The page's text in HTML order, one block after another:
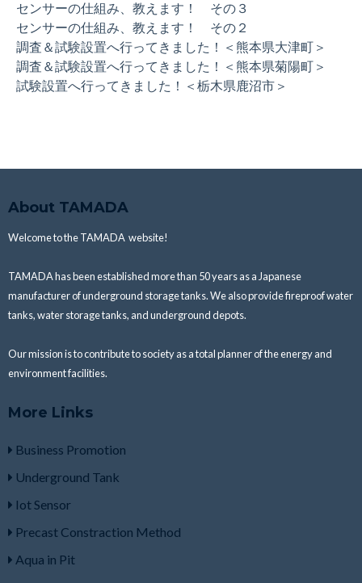
センサーの仕組み、教えます！ その３
センサーの仕組み、教えます！ その２
調査＆試験設置へ行ってきました！＜熊本県大津町＞
調査＆試験設置へ行ってきました！＜熊本県菊陽町＞
試験設置へ行ってきました！＜栃木県鹿沼市＞
About TAMADA
Welcome to the TAMADA website!
TAMADA has been established more than 50 years as a Japanese
manufacturer of underground storage tanks.We also provide fireproof water
tanks, water storage tanks, and underground depots.
Our mission is tocontribute to society as a total planner of the energy and
environment facilities.
More Links
Business Promotion
Underground Tank
Iot Sensor
Precast Constraction Method
Aqua in Pit